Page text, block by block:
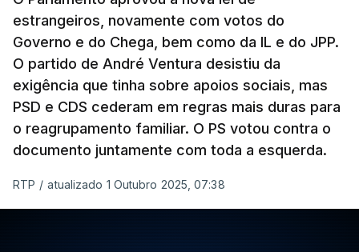
estrangeiros, novamente com votos do
Governo e do Chega, bem como da IL e do JPP.
O partido de André Ventura desistiu da
exigência que tinha sobre apoios sociais, mas
PSD e CDS cederam em regras mais duras para
o reagrupamento familiar. O PS votou contra o
documento juntamente com toda a esquerda.
RTP / atualizado 1 Outubro 2025, 07:38